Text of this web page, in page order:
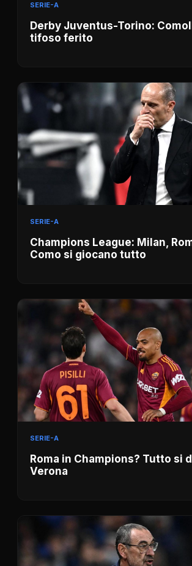
SERIE-A
Derby Juventus-Torino:
tifoso ferito
SERIE-A
Champions League: Milan,
Como si giocano tutto
SERIE-A
Roma in Champions? Tutto si
Verona